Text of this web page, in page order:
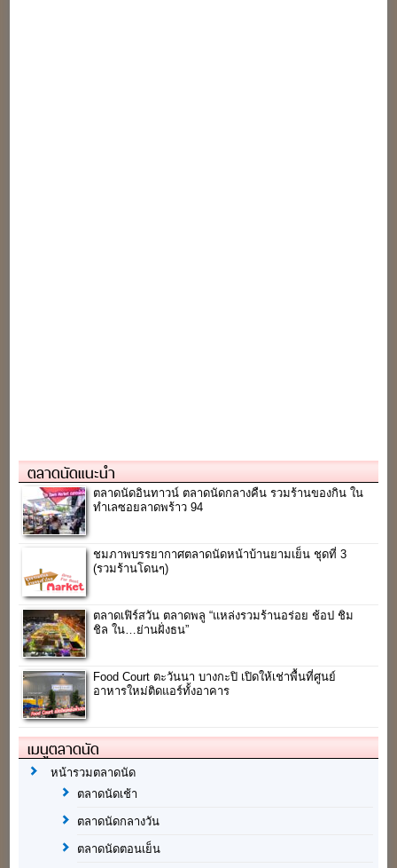
ตลาดนัดแนะนำ
ตลาดนัดอินทาวน์ ตลาดนัดกลางคืน รวมร้านของกิน ใน
ทำเลซอยลาดพร้าว 94
ชมภาพบรรยากาศตลาดนัดหน้าบ้านยามเย็น ชุดที่ 3
(รวมร้านโดนๆ)
ตลาดเฟิร์สวัน ตลาดพลู “แหล่งรวมร้านอร่อย ช้อป ชิม
ชิล ใน…ย่านฝั่งธน”
Food Court ตะวันนา บางกะปิ เปิดให้เช่าพื้นที่ศูนย์
อาหารใหม่ติดแอร์ทั้งอาคาร
เมนูตลาดนัด
หน้ารวมตลาดนัด
ตลาดนัดเช้า
ตลาดนัดกลางวัน
ตลาดนัดตอนเย็น